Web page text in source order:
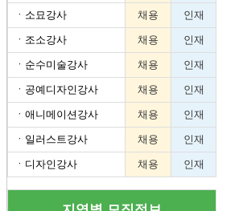
ㆍ 소묘강사 채용 인재
ㆍ 조소강사 채용 인재
ㆍ 순수미술강사 채용 인재
ㆍ 공예디자인강사 채용 인재
ㆍ 애니메이션강사 채용 인재
ㆍ 일러스트강사 채용 인재
ㆍ 디자인강사 채용 인재